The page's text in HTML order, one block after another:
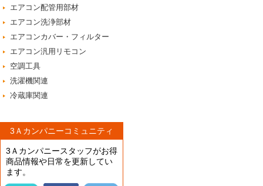
エアコン配管用部材
エアコン洗浄部材
エアコンカバー・フィルター
エアコン汎用リモコン
空調工具
洗濯機関連
冷蔵庫関連
3Ａカンパニーコミュニティ
3Ａカンパニースタッフがお得
商品情報や日常を更新してい
ます。